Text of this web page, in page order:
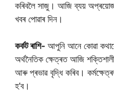
কৰিবলৈ সাজু। আজি ব্যয়
খবৰ পোৱাৰ দিন।
কৰ্কট ৰাশি- আপুনি আনে কোৱা
অৰ্থনৈতিক ক্ষেত্ৰত আজি
আৰু প্ৰভাৱ বৃদ্ধি কৰিব।
হ’ব।